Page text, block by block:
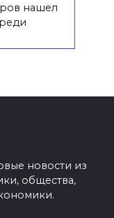
нашел
новости из
общества,